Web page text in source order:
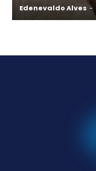
Edenevaldo Alves -